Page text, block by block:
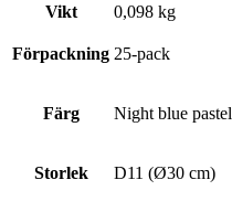
Vikt 0,098 kg
Förpackning 25-pack
Färg Night blue pastel
Storlek D11 (Ø30 cm)